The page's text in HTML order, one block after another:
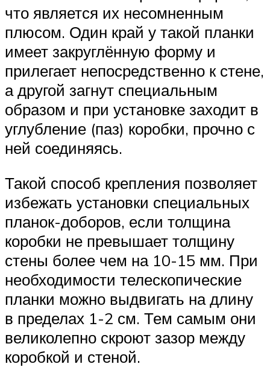
что является их несомненным
плюсом. Один край у такой планки
имеет закруглённую форму и
прилегает непосредственно к стене,
а другой загнут специальным
образом и при установке заходит в
углубление (паз) коробки, прочно с
ней соединяясь.
Такой способ крепления позволяет
избежать установки специальных
планок-доборов, если толщина
коробки не превышает толщину
стены более чем на 10-15 мм. При
необходимости телескопические
планки можно выдвигать на длину
в пределах 1-2 см. Тем самым они
великолепно скроют зазор между
коробкой и стеной.